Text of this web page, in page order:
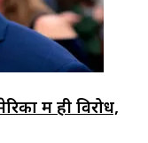
में ही विरोध,